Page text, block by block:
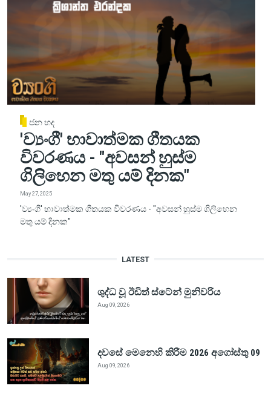
ජන හද
'ව්‍යංගී' භාවාත්මක ගීතයක
විවරණය - "අවසන් හුස්ම
ගිලිහෙන මතු යම් දිනක"
May 27, 2025
'ව්‍යංගී' භාවාත්මක ගීතයක විවරණය - "අවසන් හුස්ම ගිලිහෙන
මතු යම් දිනක"
LATEST
ශුද්ධ වූ ඊඩිත් ස්ටේන් මුනිවරිය
Aug 09, 2026
දවසේ මෙනෙහි කිරීම 2026 අගෝස්තු 09
Aug 09, 2026